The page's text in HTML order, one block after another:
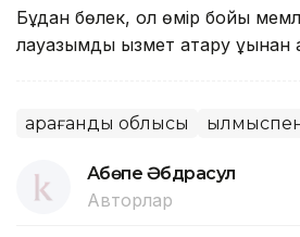
Бұдан бөлек, ол өмір бойы
лауазымды қызмет атқару
Қарағанды облысы
Ақбөпе Әбдрасул
Авторлар